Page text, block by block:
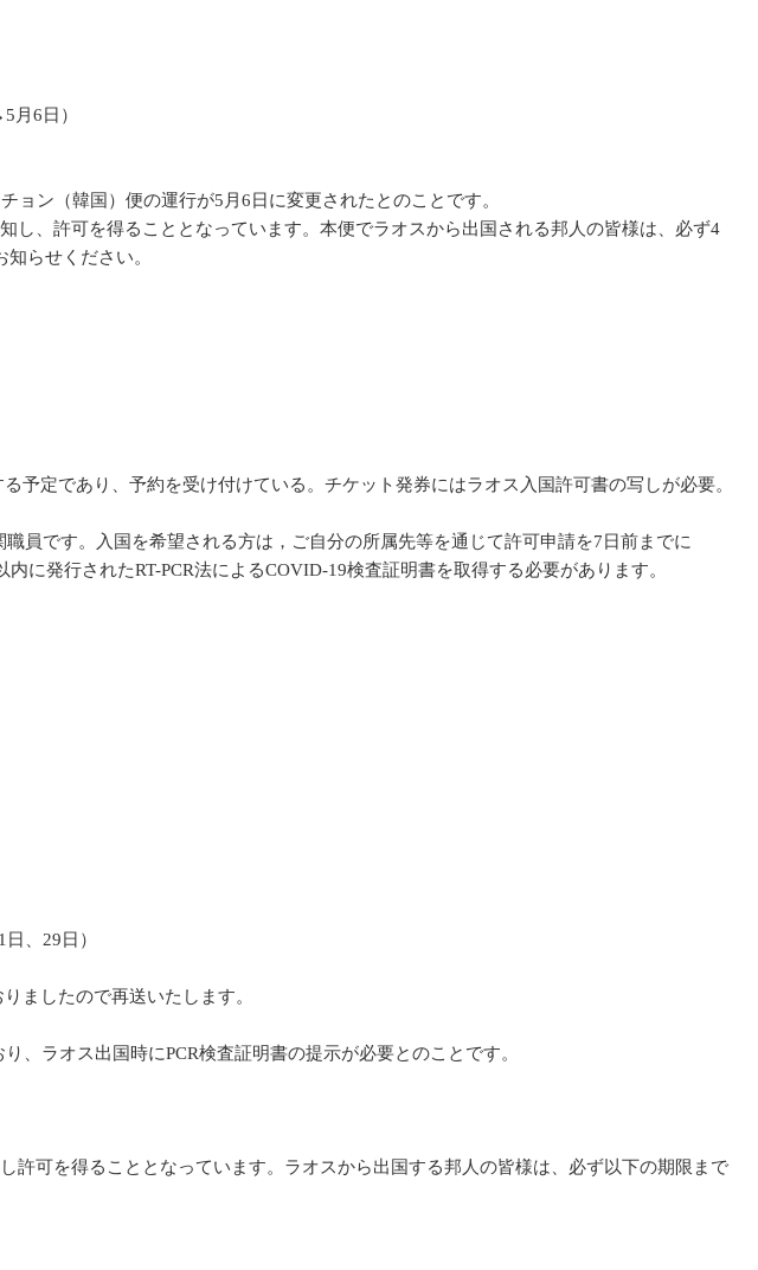
月6日）
ョン（韓国）便の運行が5月6日に変更されたとのことです。
、許可を得ることとなっています。本便でラオスから出国される邦人の皆様は、必ず4
らせください。
予定であり、予約を受け付けている。チケット発券にはラオス入国許可書の写しが必要。
員です。入国を希望される方は，ご自分の所属先等を通じて許可申請を7日前までに
発行されたRT-PCR法によるCOVID-19検査証明書を取得する必要があります。
、29日）
ましたので再送いたします。
、ラオス出国時にPCR検査証明書の提示が必要とのことです。
可を得ることとなっています。ラオスから出国する邦人の皆様は、必ず以下の期限まで